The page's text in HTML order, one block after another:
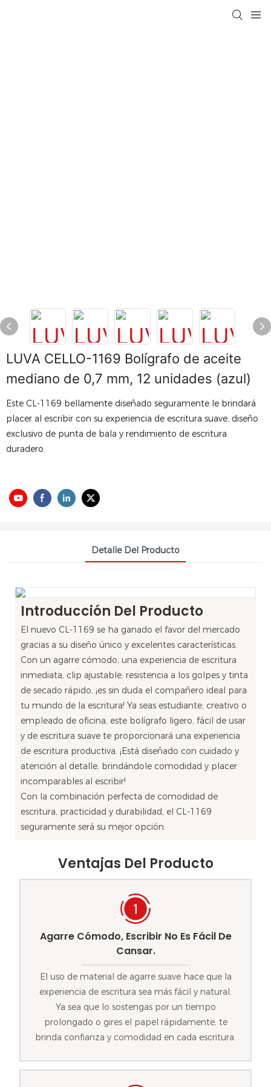
LUVA CELLO-1169 Bolígrafo de aceite
mediano de 0,7 mm, 12 unidades (azul)
Este CL-1169 bellamente diseñado seguramente le brindará
placer al escribir con su experiencia de escritura suave, diseño
exclusivo de punta de bala y rendimiento de escritura
duradero.
Detalle Del Producto
Introducción Del Producto
El nuevo CL-1169 se ha ganado el favor del mercado
gracias a su diseño único y excelentes características.
Con un agarre cómodo, una experiencia de escritura
inmediata, clip ajustable, resistencia a los golpes y tinta
de secado rápido, ¡es sin duda el compañero ideal para
tu mundo de la escritura! Ya seas estudiante, creativo o
empleado de oficina, este bolígrafo ligero, fácil de usar
y de escritura suave te proporcionará una experiencia
de escritura productiva. ¡Está diseñado con cuidado y
atención al detalle, brindándole comodidad y placer
incomparables al escribir!
Con la combinación perfecta de comodidad de
escritura, practicidad y durabilidad, el CL-1169
seguramente será su mejor opción.
Ventajas Del Producto
Agarre Cómodo, Escribir No Es Fácil De
Cansar.
El uso de material de agarre suave hace que la
experiencia de escritura sea más fácil y natural.
Ya sea que lo sostengas por un tiempo
prolongado o gires el papel rápidamente, te
brinda confianza y comodidad en cada escritura.